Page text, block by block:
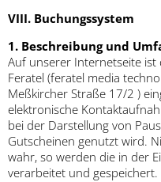
VIII. Buchungssystem
1. Beschreibung und
Auf unserer Internetseite ist
Feratel (feratel media
Meßkircher Straße 17/2 )
elektronische
bei der Darstellung von
Gutscheinen genutzt wird.
wahr, so werden die in der
verarbeitet und gespeichert.